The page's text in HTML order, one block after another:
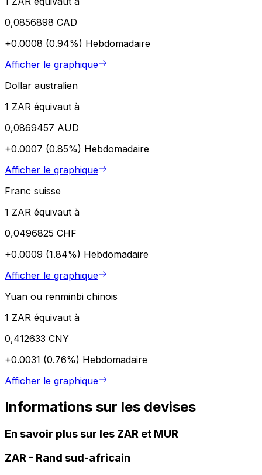
0,0856898 CAD
+0.0008 (0.94%) Hebdomadaire
Afficher le graphique
Dollar australien
1 ZAR équivaut à
0,0869457 AUD
+0.0007 (0.85%) Hebdomadaire
Afficher le graphique
Franc suisse
1 ZAR équivaut à
0,0496825 CHF
+0.0009 (1.84%) Hebdomadaire
Afficher le graphique
Yuan ou renminbi chinois
1 ZAR équivaut à
0,412633 CNY
+0.0031 (0.76%) Hebdomadaire
Afficher le graphique
Informations sur les devises
En savoir plus sur les ZAR et MUR
ZAR - Rand sud-africain